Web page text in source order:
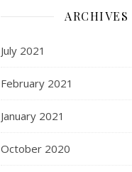
ARCHIVES
July 2021
February 2021
January 2021
October 2020